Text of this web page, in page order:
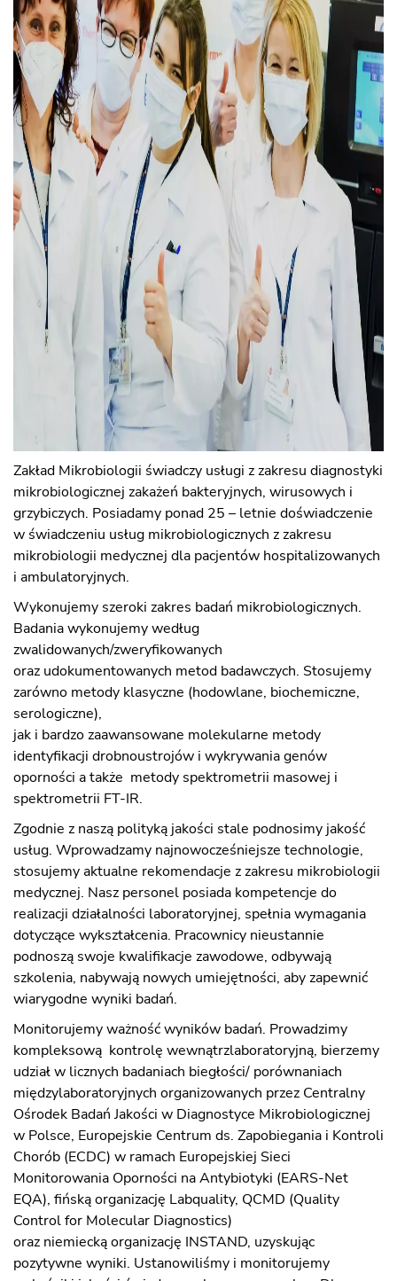
Zakład Mikrobiologii świadczy usługi z zakresu diagnostyki
mikrobiologicznej zakażeń bakteryjnych, wirusowych i
grzybiczych. Posiadamy ponad 25 – letnie doświadczenie
w świadczeniu usług mikrobiologicznych z zakresu
mikrobiologii medycznej dla pacjentów hospitalizowanych
i ambulatoryjnych.
Wykonujemy szeroki zakres badań mikrobiologicznych.
Badania wykonujemy według
zwalidowanych/zweryfikowanych
oraz udokumentowanych metod badawczych. Stosujemy
zarówno metody klasyczne (hodowlane, biochemiczne,
serologiczne),
jak i bardzo zaawansowane molekularne metody
identyfikacji drobnoustrojów i wykrywania genów
oporności a także metody spektrometrii masowej i
spektrometrii FT-IR.
Zgodnie z naszą polityką jakości stale podnosimy jakość
usług. Wprowadzamy najnowocześniejsze technologie,
stosujemy aktualne rekomendacje z zakresu mikrobiologii
medycznej. Nasz personel posiada kompetencje do
realizacji działalności laboratoryjnej, spełnia wymagania
dotyczące wykształcenia. Pracownicy nieustannie
podnoszą swoje kwalifikacje zawodowe, odbywają
szkolenia, nabywają nowych umiejętności, aby zapewnić
wiarygodne wyniki badań.
Monitorujemy ważność wyników badań. Prowadzimy
kompleksową kontrolę wewnątrzlaboratoryjną, bierzemy
udział w licznych badaniach biegłości/ porównaniach
międzylaboratoryjnych organizowanych przez Centralny
Ośrodek Badań Jakości w Diagnostyce Mikrobiologicznej
w Polsce, Europejskie Centrum ds. Zapobiegania i Kontroli
Chorób (ECDC) w ramach Europejskiej Sieci
Monitorowania Oporności na Antybiotyki (EARS-Net
EQA), fińską organizację Labquality, QCMD (Quality
Control for Molecular Diagnostics)
oraz niemiecką organizację INSTAND, uzyskując
pozytywne wyniki. Ustanowiliśmy i monitorujemy